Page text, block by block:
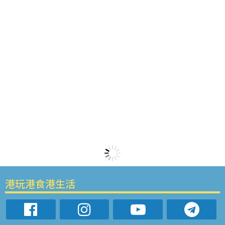
港玩港食港生活